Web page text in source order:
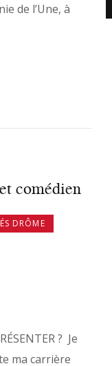
de l’Une, à
comédien
DRÔME
? Je
ma carrière